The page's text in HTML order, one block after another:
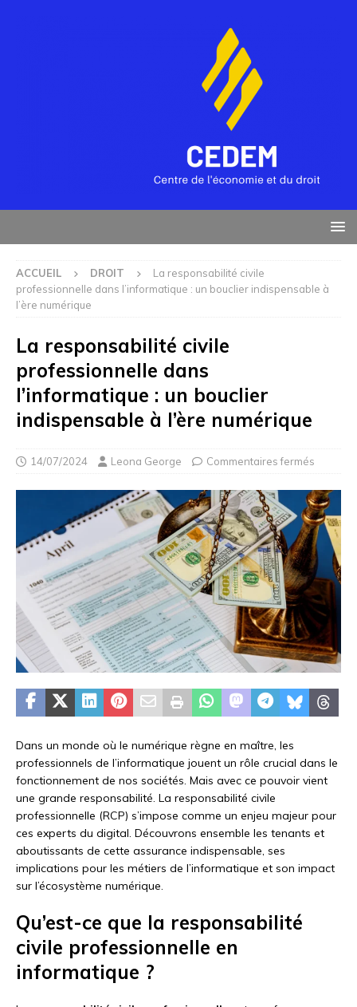
ACCUEIL DROIT
La responsabilité civile
professionnelle dans l’informatique : un bouclier indispensable à
l’ère numérique
La responsabilité civile
professionnelle dans
l’informatique : un bouclier
indispensable à l’ère numérique
14/07/2024 Leona George Commentaires fermés
Dans un monde où le numérique règne en maître, les
professionnels de l’informatique jouent un rôle crucial dans le
fonctionnement de nos sociétés. Mais avec ce pouvoir vient
une grande responsabilité. La responsabilité civile
professionnelle (RCP) s’impose comme un enjeu majeur pour
ces experts du digital. Découvrons ensemble les tenants et
aboutissants de cette assurance indispensable, ses
implications pour les métiers de l’informatique et son impact
sur l’écosystème numérique.
Qu’est-ce que la responsabilité
civile professionnelle en
informatique ?